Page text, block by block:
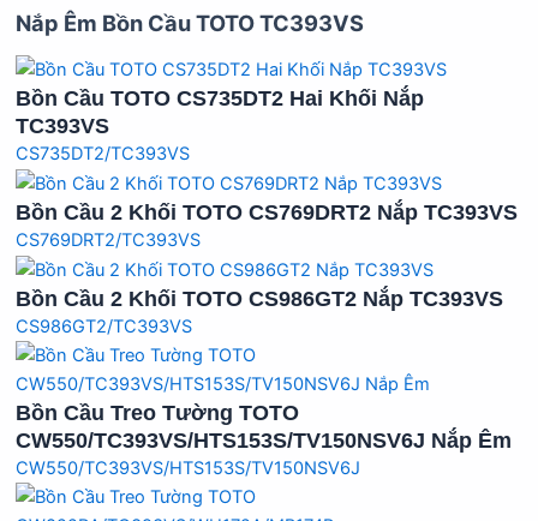
Nắp Êm Bồn Cầu TOTO TC393VS
Bồn Cầu TOTO CS735DT2 Hai Khối Nắp
TC393VS
CS735DT2/TC393VS
Bồn Cầu 2 Khối TOTO CS769DRT2 Nắp TC393VS
CS769DRT2/TC393VS
Bồn Cầu 2 Khối TOTO CS986GT2 Nắp TC393VS
CS986GT2/TC393VS
Bồn Cầu Treo Tường TOTO
CW550/TC393VS/HTS153S/TV150NSV6J Nắp Êm
CW550/TC393VS/HTS153S/TV150NSV6J